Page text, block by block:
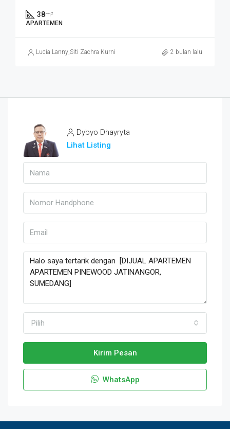
38m²
APARTEMEN
Lucia Lanny,Siti Zachra Kurniasari 2 bulan lalu
Dybyo Dhayryta
Lihat Listing
Pilih
Kirim Pesan
WhatsApp